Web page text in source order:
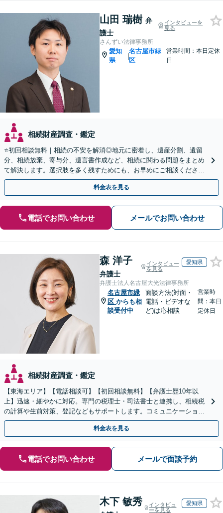
山田 瑞樹 弁
護士
インタビューを
見る
さんずい法律事務所
愛知
県
|
名古屋市緑
区
営業時間：本日定休
日
相続財産調査・鑑定
⭐️初回相談無料｜相続の不安を解消◎地元に密着し、遺産分割、遺留
分、相続放棄、寄与分、遺言書作成など、相続に関わる問題をまとめ
て解決します。選択肢を多く残すためにも、お早めにご相談ください
【休日・夜間面談OK】【駐車場あり】
料金表を見る
電話でお問い合わせ メールでお問い合わせ
森 洋子
弁護士
インタビュー
を見る
愛知県
弁護士法人名古屋大光法律事務所
名古屋市緑
区 からも相
談受付中
面談方法(対面・
電話・ビデオな
ど)は応相談
営業時
間：本日
定休日
相続財産調査・鑑定
【東海エリア】【電話相談可】【初回相談無料】【弁護士歴10年以
上】迅速・細やかに対応。専門の税理士・司法書士と連携し、相続税
の計算や生前対策、登記などもサポートします。コミュニケーション
を大事にし、より納得できる解決を目指します。
料金表を見る
電話でお問い合わせ メールで面談予約
木下 敏秀
インタビュ
ーを見る
愛知県